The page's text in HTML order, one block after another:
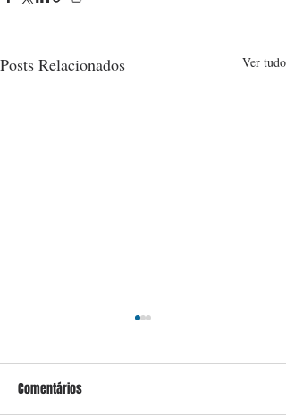
Posts Relacionados Ver tudo
Comentários